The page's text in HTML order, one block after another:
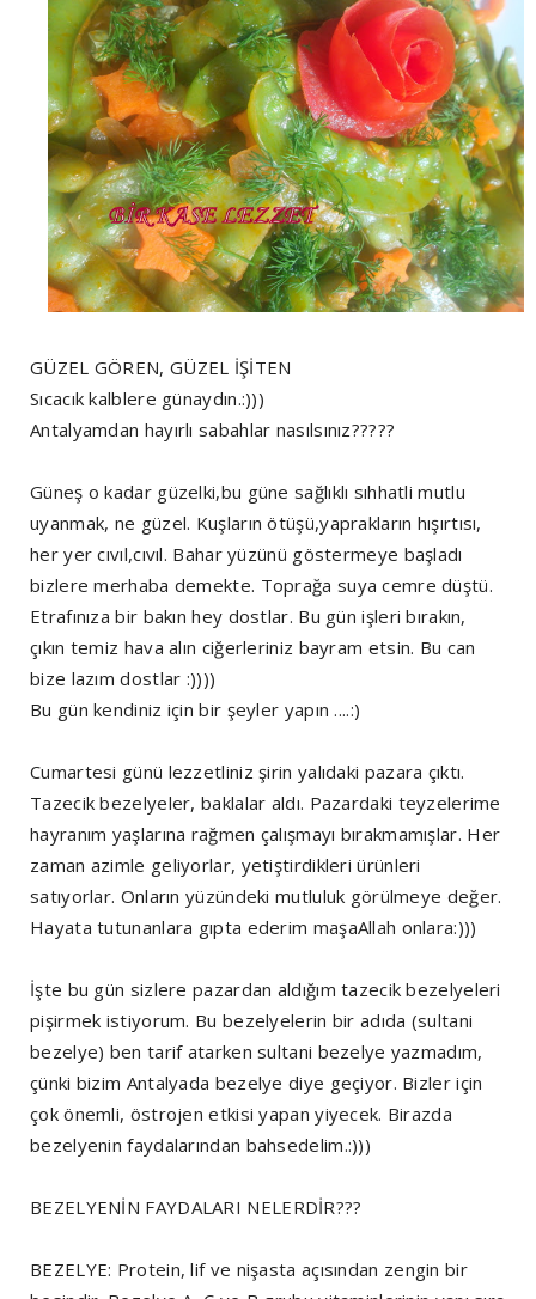
GÜZEL GÖREN, GÜZEL İŞİTEN
Sıcacık kalblere günaydın.:)))
Antalyamdan hayırlı sabahlar nasılsınız?????
Güneş o kadar güzelki,bu güne sağlıklı sıhhatli mutlu
uyanmak, ne güzel. Kuşların ötüşü,yaprakların hışırtısı,
her yer cıvıl,cıvıl. Bahar yüzünü göstermeye başladı
bizlere merhaba demekte. Toprağa suya cemre düştü.
Etrafınıza bir bakın hey dostlar. Bu gün işleri bırakın,
çıkın temiz hava alın ciğerleriniz bayram etsin. Bu can
bize lazım dostlar :))))
Bu gün kendiniz için bir şeyler yapın ....:)
Cumartesi günü lezzetliniz şirin yalıdaki pazara çıktı.
Tazecik bezelyeler, baklalar aldı. Pazardaki teyzelerime
hayranım yaşlarına rağmen çalışmayı bırakmamışlar. Her
zaman azimle geliyorlar, yetiştirdikleri ürünleri
satıyorlar. Onların yüzündeki mutluluk görülmeye değer.
Hayata tutunanlara gıpta ederim maşaAllah onlara:)))
İşte bu gün sizlere pazardan aldığım tazecik bezelyeleri
pişirmek istiyorum. Bu bezelyelerin bir adıda (sultani
bezelye) ben tarif atarken sultani bezelye yazmadım,
çünki bizim Antalyada bezelye diye geçiyor. Bizler için
çok önemli, östrojen etkisi yapan yiyecek. Birazda
bezelyenin faydalarından bahsedelim.:)))
BEZELYENİN FAYDALARI NELERDİR???
BEZELYE: Protein, lif ve nişasta açısından zengin bir